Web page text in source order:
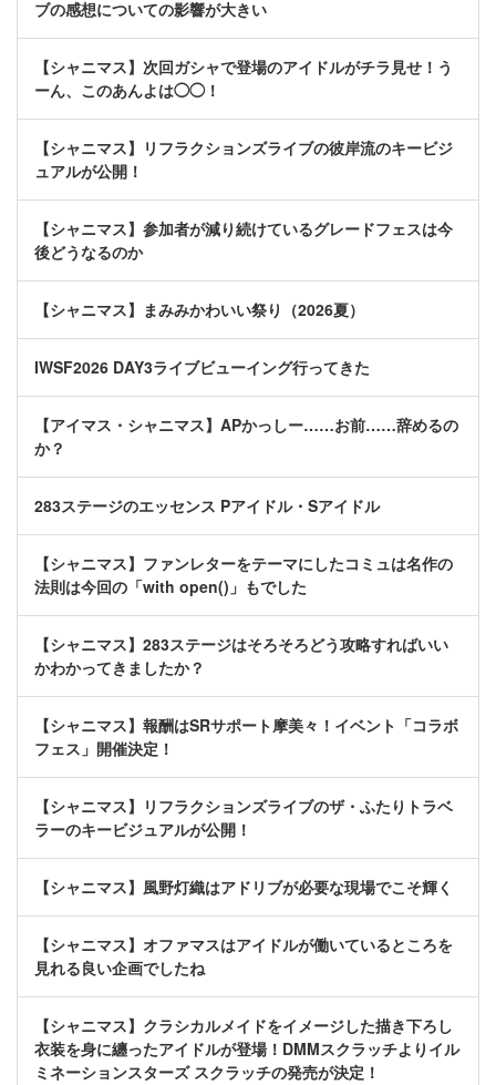
ブの感想についての影響が大きい
【シャニマス】次回ガシャで登場のアイドルがチラ見せ！う
ーん、このあんよは◯◯！
【シャニマス】リフラクションズライブの彼岸流のキービジ
ュアルが公開！
【シャニマス】参加者が減り続けているグレードフェスは今
後どうなるのか
【シャニマス】まみみかわいい祭り（2026夏）
IWSF2026 DAY3ライブビューイング行ってきた
【アイマス・シャニマス】APかっしー……お前……辞めるの
か？
283ステージのエッセンス Pアイドル・Sアイドル
【シャニマス】ファンレターをテーマにしたコミュは名作の
法則は今回の「with open()」もでした
【シャニマス】283ステージはそろそろどう攻略すればいい
かわかってきましたか？
【シャニマス】報酬はSRサポート摩美々！イベント「コラボ
フェス」開催決定！
【シャニマス】リフラクションズライブのザ・ふたりトラベ
ラーのキービジュアルが公開！
【シャニマス】風野灯織はアドリブが必要な現場でこそ輝く
【シャニマス】オファマスはアイドルが働いているところを
見れる良い企画でしたね
【シャニマス】クラシカルメイドをイメージした描き下ろし
衣装を身に纏ったアイドルが登場！DMMスクラッチよりイル
ミネーションスターズ スクラッチの発売が決定！